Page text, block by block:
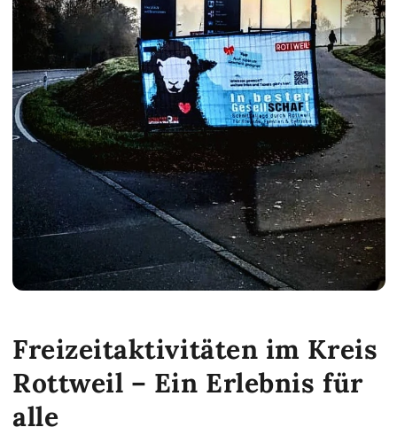
Freizeitaktivitäten im Kreis
Rottweil – Ein Erlebnis für
alle